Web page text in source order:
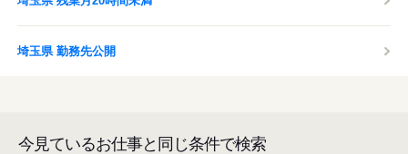
埼玉県 勤務先公開
今見ているお仕事と同じ条件で検索